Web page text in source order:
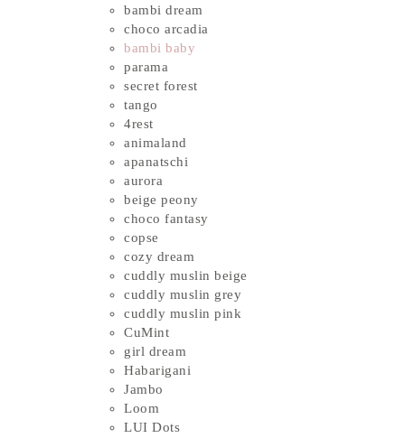
bambi dream
choco arcadia
bambi baby
parama
secret forest
tango
4rest
animaland
apanatschi
aurora
beige peony
choco fantasy
copse
cozy dream
cuddly muslin beige
cuddly muslin grey
cuddly muslin pink
CuMint
girl dream
Habarigani
Jambo
Loom
LUI Dots